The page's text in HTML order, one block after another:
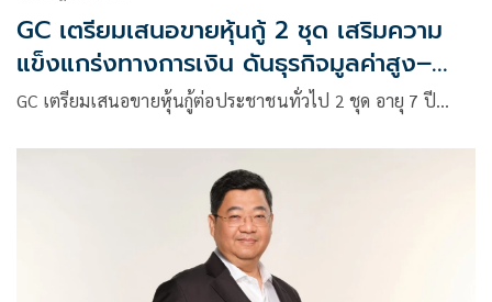
GC เตรียมเสนอขายหุ้นกู้ 2 ชุด เสริมความ
แข็งแกร่งทางการเงิน ดันธุรกิจมูลค่าสูง–
คาร์บอนต่ำ
GC เตรียมเสนอขายหุ้นกู้ต่อประชาชนทั่วไป 2 ชุด อายุ 7 ปี…